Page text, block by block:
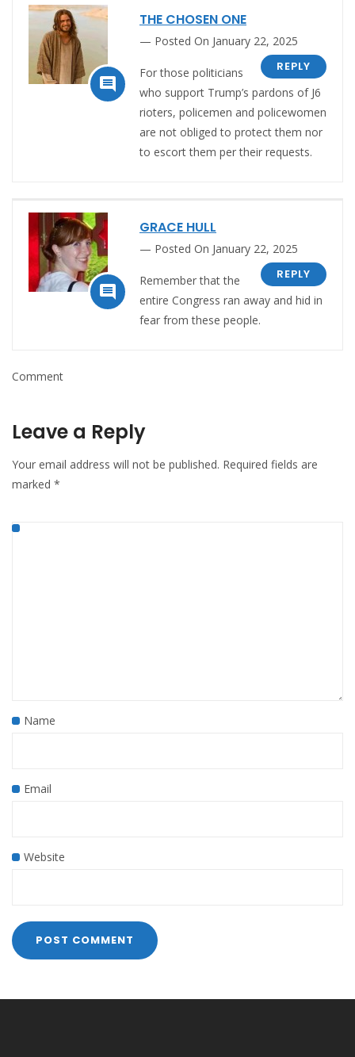

THE CHOSEN ONE
Posted On January 22, 2025
REPLY
For those politicians
who support Trump’s pardons of J6
rioters, policemen and policewomen
are not obliged to protect them nor
to escort them per their requests.

GRACE HULL
Posted On January 22, 2025
REPLY
Remember that the
entire Congress ran away and hid in
fear from these people.
Comment
Leave a Reply
Your email address will not be published. Required fields are
marked *
Name
Email
Website